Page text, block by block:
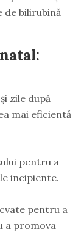
de bilirubină
zile după
mai eficientă
pentru a
incipiente.
pentru a
a promova